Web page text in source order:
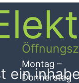
ein
Montag –
Donnerstag